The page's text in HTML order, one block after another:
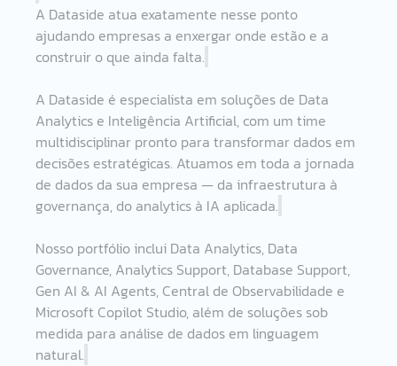
A Dataside atua exatamente nesse ponto
ajudando empresas a enxergar onde estão e a
construir o que ainda falta.
A Dataside é especialista em soluções de Data
Analytics e Inteligência Artificial, com um time
multidisciplinar pronto para transformar dados em
decisões estratégicas. Atuamos em toda a jornada
de dados da sua empresa — da infraestrutura à
governança, do analytics à IA aplicada.
Nosso portfólio inclui Data Analytics, Data
Governance, Analytics Support, Database Support,
Gen AI & AI Agents, Central de Observabilidade e
Microsoft Copilot Studio, além de soluções sob
medida para análise de dados em linguagem
natural.